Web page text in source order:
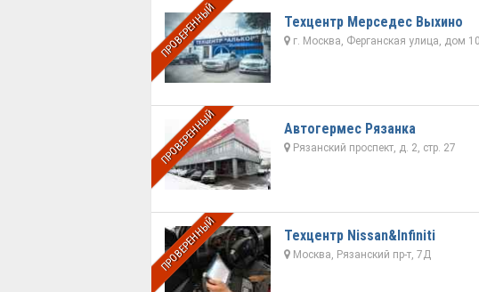
ПРОВЕРЕННЫЙ Техцентр Мерседес Выхино
г. Москва, Ферганская улица, дом 10
ПРОВЕРЕННЫЙ Автогермес Рязанка
Рязанский проспект, д. 2, стр. 27
ПРОВЕРЕННЫЙ Техцентр Nissan&Infiniti
Москва, Рязанский пр-т, 7Д